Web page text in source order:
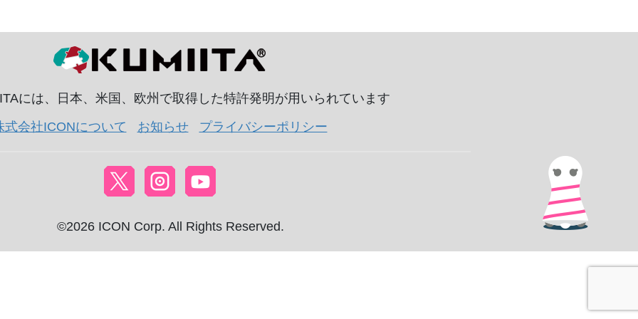
には、日本、米国、欧州で取得した特許発明が用いられています
式会社ICONについて
お知らせ プライバシーポリシー